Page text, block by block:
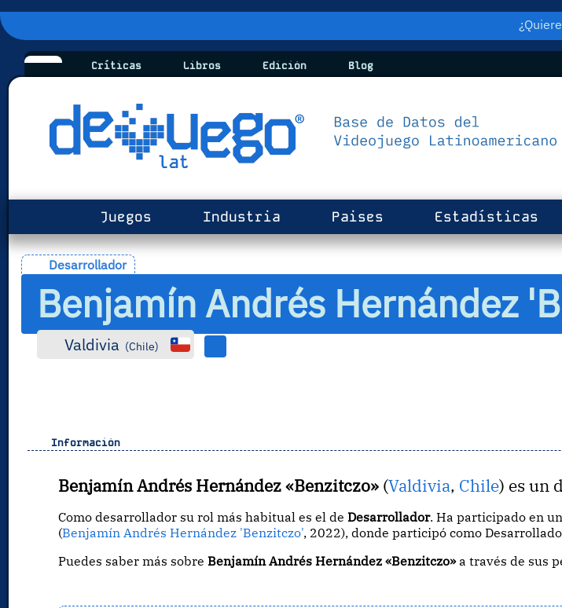
Críticas Libros Edición Blog
Juegos Industria Paises Estadísticas
Desarrollador
Benjamín Andrés Hernández
Valdivia (Chile)
Información
Benjamín Andrés Hernández «Benzitczo»(Valdivia, Chile) es un
Como desarrollador su rol más habitual es el de Desarrollador. Ha participado en
(Benjamín Andrés Hernández 'Benzitczo', 2022), donde participó como
Puedes saber más sobre Benjamín Andrés Hernández «Benzitczo»a través de sus